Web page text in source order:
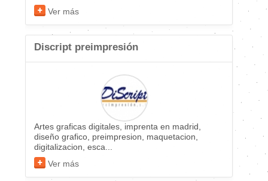
Ver más
Discript preimpresión
Artes graficas digitales, imprenta en madrid,
diseño grafico, preimpresion, maquetacion,
digitalizacion, esca...
Ver más